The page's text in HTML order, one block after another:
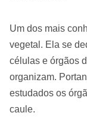
Um dos mais
vegetal. Ela se
células e órgãos
organizam.
estudados os
caule.